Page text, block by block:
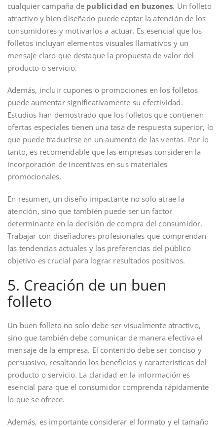
cualquier campaña de publicidad en buzones. Un folleto
atractivo y bien diseñado puede captar la atención de los
consumidores y motivarlos a actuar. Es esencial que los
folletos incluyan elementos visuales llamativos y un
mensaje claro que destaque la propuesta de valor del
producto o servicio.
Además, incluir cupones o promociones en los folletos
puede aumentar significativamente su efectividad.
Estudios han demostrado que los folletos que contienen
ofertas especiales tienen una tasa de respuesta superior, lo
que puede traducirse en un aumento de las ventas. Por lo
tanto, es recomendable que las empresas consideren la
incorporación de incentivos en sus materiales
promocionales.
En resumen, un diseño impactante no solo atrae la
atención, sino que también puede ser un factor
determinante en la decisión de compra del consumidor.
Trabajar con diseñadores profesionales que comprendan
las tendencias actuales y las preferencias del público
objetivo es crucial para lograr resultados positivos.
5. Creación de un buen
folleto
Un buen folleto no solo debe ser visualmente atractivo,
sino que también debe comunicar de manera efectiva el
mensaje de la empresa. El contenido debe ser conciso y
persuasivo, resaltando los beneficios y características del
producto o servicio. La claridad en la información es
esencial para que el consumidor comprenda rápidamente
lo que se ofrece.
Además, es importante considerar el formato y el tamaño